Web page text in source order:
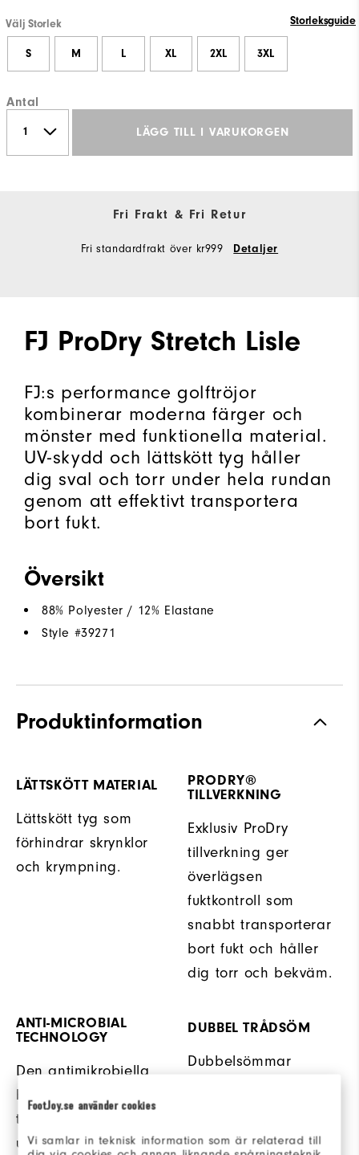
FootJoy.se använder cookies
Vi samlar in teknisk information som är relaterad till
Välj Storlek Storleksguide
S M L XL 2XL 3XL
Antal
LÄGG TILL I VARUKORGEN
Fri Frakt & Fri Retur
Fri standardfrakt över kr999 Detaljer
FJ ProDry Stretch Lisle
FJ:s performance golftröjor
kombinerar moderna färger och
mönster med funktionella material.
UV-skydd och lättskött tyg håller
dig sval och torr under hela rundan
genom att effektivt transportera
bort fukt.
Översikt
88% Polyester / 12% Elastane
Style #39271
Produktinformation
LÄTTSKÖTT MATERIAL
Lättskött tyg som
förhindrar skrynklor
och krympning.
PRODRY®
TILLVERKNING
Exklusiv ProDry
tillverkning ger
överlägsen
fuktkontroll som
snabbt transporterar
bort fukt och håller
dig torr och bekväm.
ANTI-MICROBIAL
TECHNOLOGY
Den antimikrobiella
behandlingen hjälper
till att motverka
uppbyggnad av odör
DUBBEL TRÅDSÖM
Dubbelsömmar